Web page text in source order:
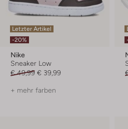
Letzter Artikel
-20%
Nike
Sneaker Low
€ 49,99 € 39,99
+ mehr farben